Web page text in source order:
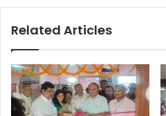
Related Articles